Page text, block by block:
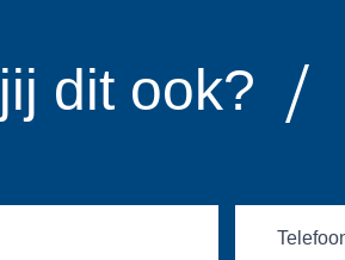
dit ook?